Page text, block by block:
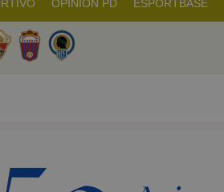
OPINIÓN PD ESPORTBASE